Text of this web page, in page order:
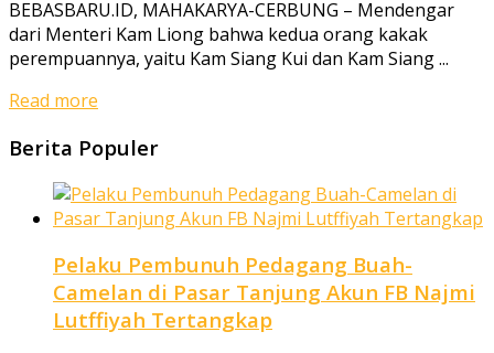
BEBASBARU.ID, MAHAKARYA-CERBUNG – Mendengar
dari Menteri Kam Liong bahwa kedua orang kakak
perempuannya, yaitu Kam Siang Kui dan Kam Siang ...
Read more
Berita Populer
Pelaku Pembunuh Pedagang Buah-
Camelan di Pasar Tanjung Akun FB Najmi
Lutffiyah Tertangkap